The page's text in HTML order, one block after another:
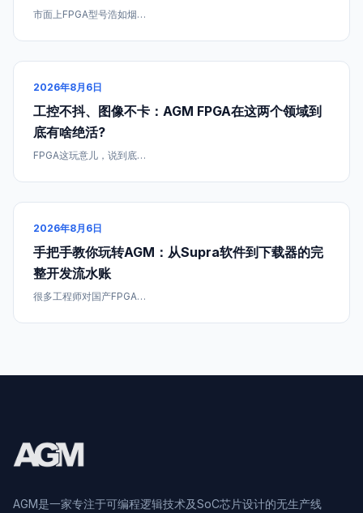
市面上FPGA型号浩如烟…
2026年8月6日
工控不抖、图像不卡：AGM FPGA在这两个领域到
底有啥绝活?
FPGA这玩意儿，说到底…
2026年8月6日
手把手教你玩转AGM：从Supra软件到下载器的完
整开发流水账
很多工程师对国产FPGA…
AGM是一家专注于可编程逻辑技术及SoC芯片设计的无生产线